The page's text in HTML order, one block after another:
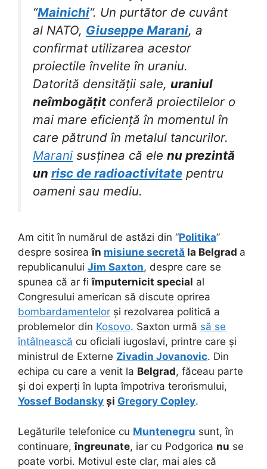
“Mainichi“. Un purtător de cuvânt
al NATO, Giuseppe Marani, a
confirmat utilizarea acestor
proiectile învelite în uraniu.
Datorită densității sale, uraniul
neîmbogățit conferă proiectilelor o
mai mare eficiență în momentul în
care pătrund în metalul tancurilor.
Marani susținea că ele nu prezintă
un risc de radioactivitate pentru
oameni sau mediu.
Am citit în numărul de astăzi din “Politika”
despre sosireaîn misiune secretă la Belgrad a
republicanului Jim Saxton, despre care se
spunea că ar fiîmputernicit special al
Congresului american să discute oprirea
bombardamentelor și rezolvarea politică a
problemelor din Kosovo. Saxton urmă să se
întâlnească cu oficiali iugoslavi, printre care și
ministrul de Externe Zivadin Jovanovic. Din
echipa cu care a venit la Belgrad, făceau parte
și doi experți în lupta împotriva terorismului,
Yossef Bodansky și Gregory Copley.
Legăturile telefonice cu Muntenegru sunt, în
continuare,îngreunate, iar cu Podgorica nu se
poate vorbi. Motivul este clar, mai ales că